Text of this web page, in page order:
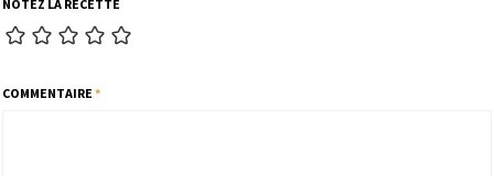
NOTEZ LA RECETTE
COMMENTAIRE *